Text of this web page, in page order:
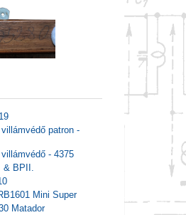
patron -
- 4375
& BPII.
Mini Super
Matador